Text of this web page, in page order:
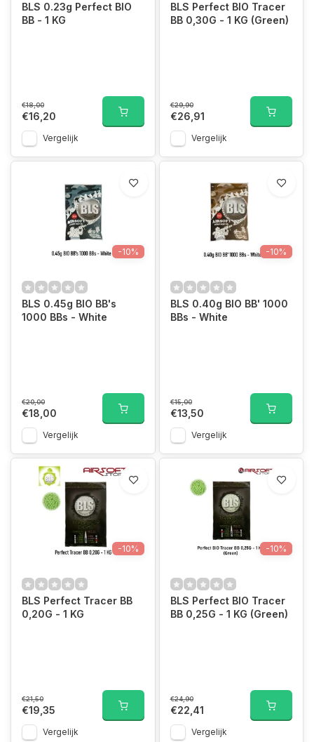
BLS 0.23g Perfect BIO
BB - 1 KG
€18,00
€16,20
Vergelijk
BLS Perfect BIO Tracer
BB 0,30G - 1 KG (Green)
€29,90
€26,91
Vergelijk
-10%
BLS 0.45g BIO BB's
1000 BBs - White
€20,00
€18,00
Vergelijk
-10%
BLS 0.40g BIO BB' 1000
BBs - White
€15,00
€13,50
Vergelijk
-10%
BLS Perfect Tracer BB
0,20G - 1 KG
€21,50
€19,35
Vergelijk
-10%
BLS Perfect BIO Tracer
BB 0,25G - 1 KG (Green)
€24,90
€22,41
Vergelijk